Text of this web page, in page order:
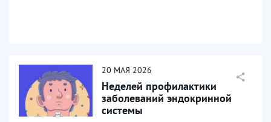
20 МАЯ 2026
Неделей профилактики
заболеваний эндокринной
системы